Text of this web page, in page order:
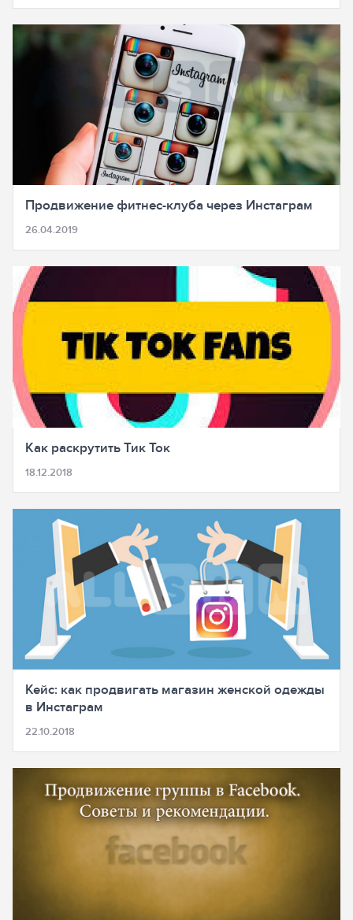
Продвижение фитнес-клуба через Инстаграм
26.04.2019
Как раскрутить Тик Ток
18.12.2018
Кейс: как продвигать магазин женской одежды
в Инстаграм
22.10.2018